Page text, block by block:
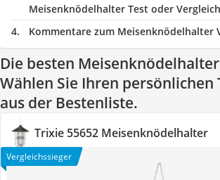
Meisenknödelhalter Test oder Vergleich
Kommentare zum Meisenknödelhalter
Die besten
Wählen Sie Ihren persönlichen
aus der Bestenliste.
Trixie 55652 Meisenknödelhalter
Vergleichssieger